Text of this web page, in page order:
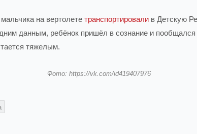
на вертолете транспортировали в Детскую
данным, ребёнок пришёл в сознание и пообщался
тяжелым.
Фото: https://vk.com/id419407976